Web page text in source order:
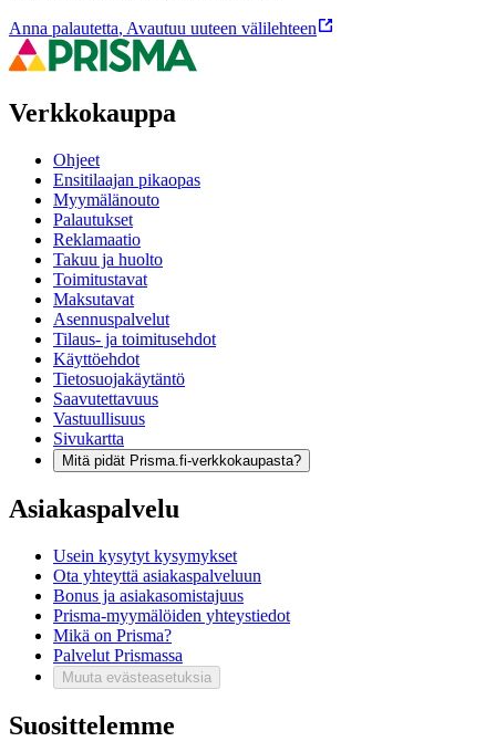
Anna palautetta, Avautuu uuteen välilehteen
Verkkokauppa
Ohjeet
Ensitilaajan pikaopas
Myymälänouto
Palautukset
Reklamaatio
Takuu ja huolto
Toimitustavat
Maksutavat
Asennuspalvelut
Tilaus- ja toimitusehdot
Käyttöehdot
Tietosuojakäytäntö
Saavutettavuus
Vastuullisuus
Sivukartta
Mitä pidät Prisma.fi-verkkokaupasta?
Asiakaspalvelu
Usein kysytyt kysymykset
Ota yhteyttä asiakaspalveluun
Bonus ja asiakasomistajuus
Prisma-myymälöiden yhteystiedot
Mikä on Prisma?
Palvelut Prismassa
Muuta evästeasetuksia
Suosittelemme